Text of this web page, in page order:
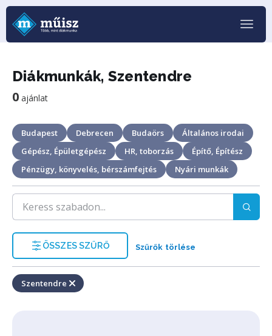
Diákmunkák, Szentendre
0 ajánlat
Budapest Debrecen Budaörs
Általános irodai
Gépész, Épületgépész
HR, toborzás
Építő, Építész
Pénzügy, könyvelés, bérszámfejtés
Nyári munkák
ÖSSZES SZŰRŐ Szűrők törlése
Szentendre